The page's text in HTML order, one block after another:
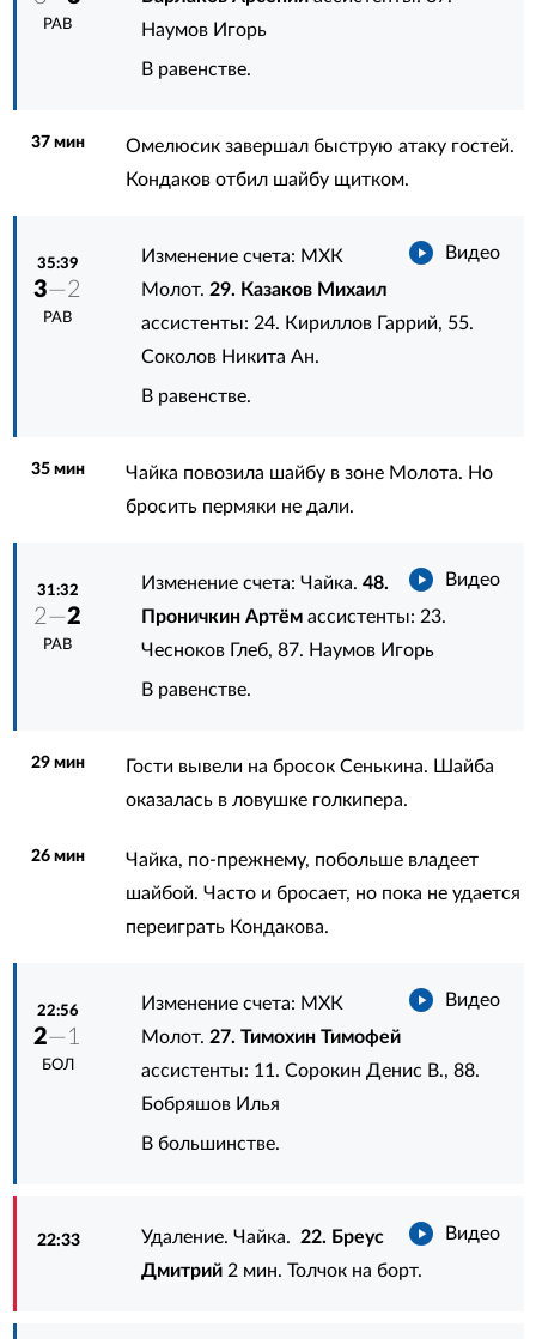
РАВ
Наумов Игорь
В равенстве.
37 мин
Омелюсик завершал быструю атаку гостей.
Кондаков отбил шайбу щитком.
35:39
3—2
РАВ
Видео
Изменение счета: МХК
Молот.29. Казаков Михаил
ассистенты: 24. Кириллов Гаррий, 55.
Соколов Никита Ан.
В равенстве.
35 мин
Чайка повозила шайбу в зоне Молота. Но
бросить пермяки не дали.
31:32
2—2
РАВ
Видео
Изменение счета: Чайка.48.
Проничкин Артём ассистенты: 23.
Чесноков Глеб,87. Наумов Игорь
В равенстве.
29 мин
Гости вывели на бросок Сенькина. Шайба
оказалась в ловушке голкипера.
26 мин
Чайка, по-прежнему, побольше владеет
шайбой. Часто и бросает, но пока не удается
переиграть Кондакова.
22:56
2—1
БОЛ
Видео
Изменение счета: МХК
Молот.27. Тимохин Тимофей
ассистенты: 11. Сорокин Денис В.,88.
Бобряшов Илья
В большинстве.
22:33 Видео
Удаление. Чайка.22. Бреус
Дмитрий 2 мин. Толчок на борт.